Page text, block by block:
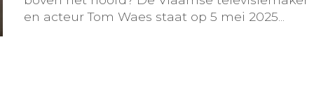
en acteur Tom Waes staat op 5 mei 2025...